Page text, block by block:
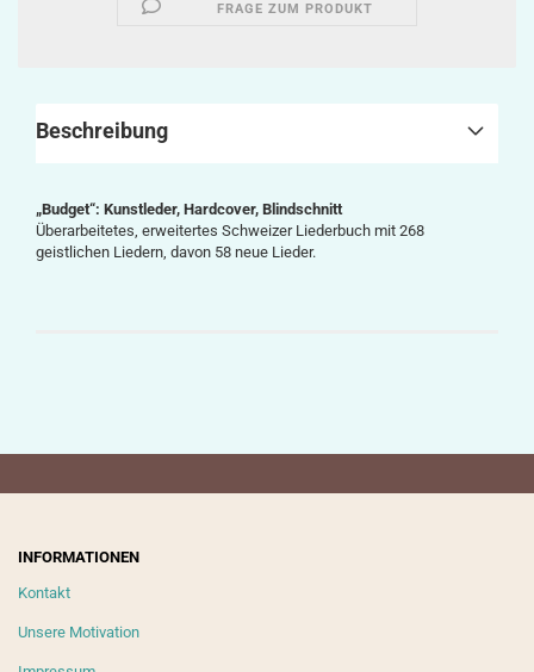
FRAGE ZUM PRODUKT
Beschreibung
„Budget“: Kunstleder, Hardcover, Blindschnitt
Überarbeitetes, erweitertes Schweizer Liederbuch mit 268
geistlichen Liedern, davon 58 neue Lieder.
INFORMATIONEN
Kontakt
Unsere Motivation